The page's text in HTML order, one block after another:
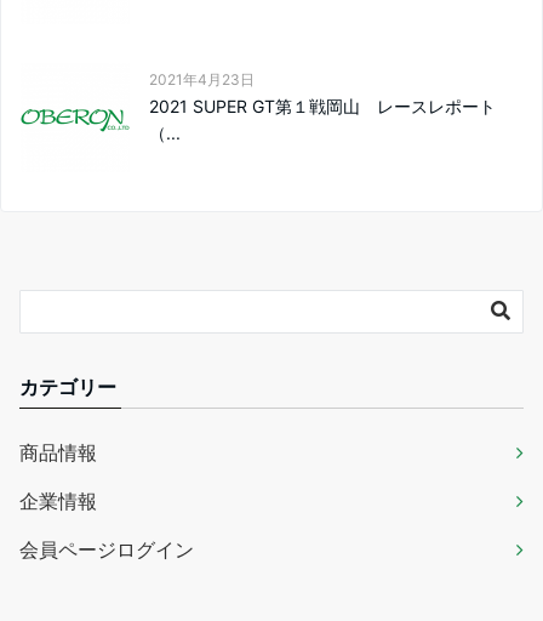
2021年4月23日
2021 SUPER GT第１戦岡山 レースレポート
（...
カテゴリー
商品情報
企業情報
会員ページログイン